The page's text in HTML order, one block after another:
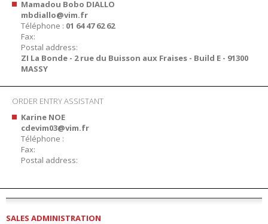
Mamadou Bobo DIALLO
mbdiallo@vim.fr
Téléphone : 01 64 47 62 62
Fax:
Postal address:
ZI La Bonde - 2 rue du Buisson aux Fraises - Build E - 91300
MASSY
ORDER ENTRY ASSISTANT
Karine NOE
cdevim03@vim.fr
Téléphone :
Fax:
Postal address:
SALES ADMINISTRATION